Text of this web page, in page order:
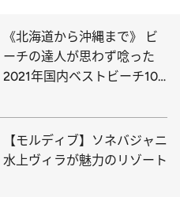
《北海道から沖縄まで》 ビ
ーチの達人が思わず唸った
2021年国内ベストビーチ10
【モルディブ】ソネバジャニ
水上ヴィラが魅力のリゾート